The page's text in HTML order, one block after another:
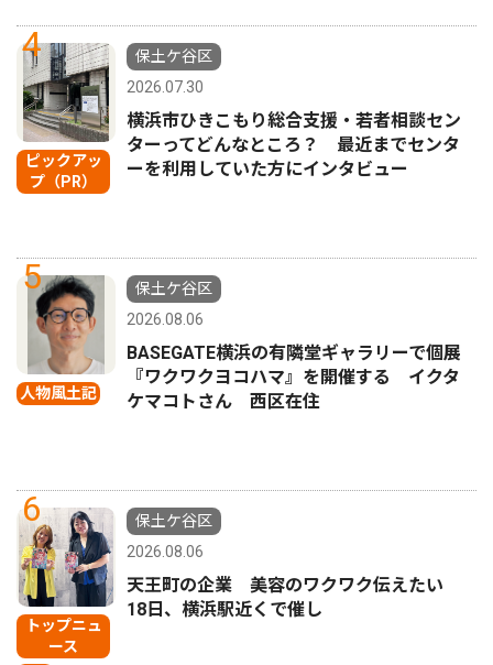
4
ピックアッ
プ（PR）
保土ケ谷区
2026.07.30
横浜市ひきこもり総合支援・若者相談セン
ターってどんなところ？ 最近までセンタ
ーを利用していた方にインタビュー
5
人物風土記
保土ケ谷区
2026.08.06
BASEGATE横浜の有隣堂ギャラリーで個展
『ワクワクヨコハマ』を開催する イクタ
ケマコトさん 西区在住
6
トップニュ
ース
保土ケ谷区
2026.08.06
天王町の企業 美容のワクワク伝えたい
18日、横浜駅近くで催し